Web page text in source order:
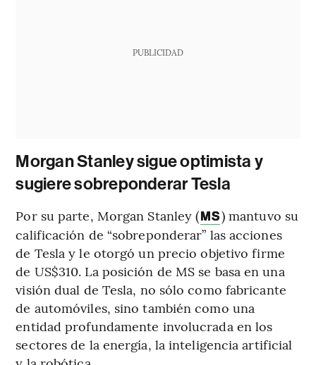
PUBLICIDAD
Morgan Stanley sigue optimista y
sugiere sobreponderar Tesla
Por su parte, Morgan Stanley (MS) mantuvo su
calificación de “sobreponderar” las acciones
de Tesla y le otorgó un precio objetivo firme
de US$310. La posición de MS se basa en una
visión dual de Tesla, no sólo como fabricante
de automóviles, sino también como una
entidad profundamente involucrada en los
sectores de la energía, la inteligencia artificial